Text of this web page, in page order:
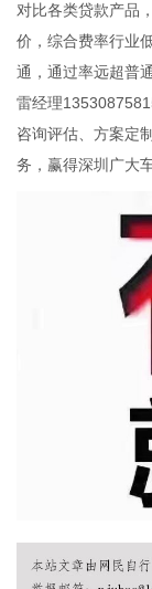
对比各类贷款产品
价，综合费率行业
通，通过率远超普
雷经理
咨询评估、方案定
务，赢得深圳广大